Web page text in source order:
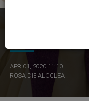
APR 01, 2020 11:10
ROSA DIE ALCOLEA